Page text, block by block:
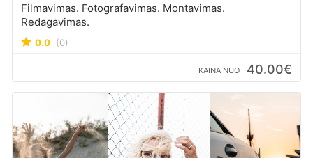
Filmavimas. Fotografavimas. Montavimas.
Redagavimas.
0.0 (0)
KAINA NUO 40.00€